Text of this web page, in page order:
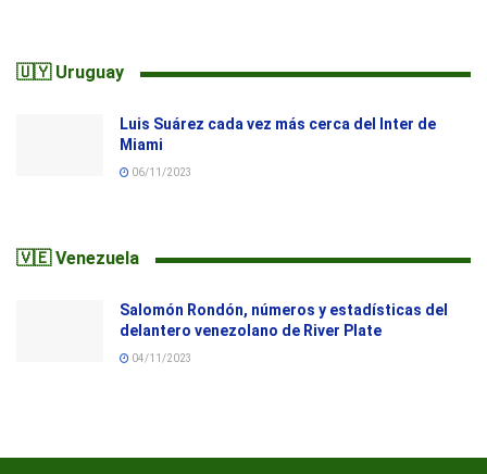
🇺🇾 Uruguay
Luis Suárez cada vez más cerca del Inter de
Miami
06/11/2023
🇻🇪 Venezuela
Salomón Rondón, números y estadísticas del
delantero venezolano de River Plate
04/11/2023